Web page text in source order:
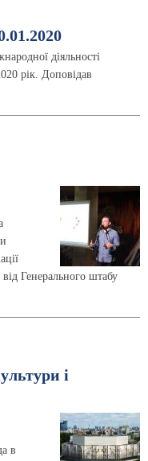
діяльності
рік. Доповідав
Генерального штабу
і
в